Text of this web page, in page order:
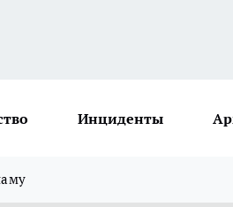
Инциденты